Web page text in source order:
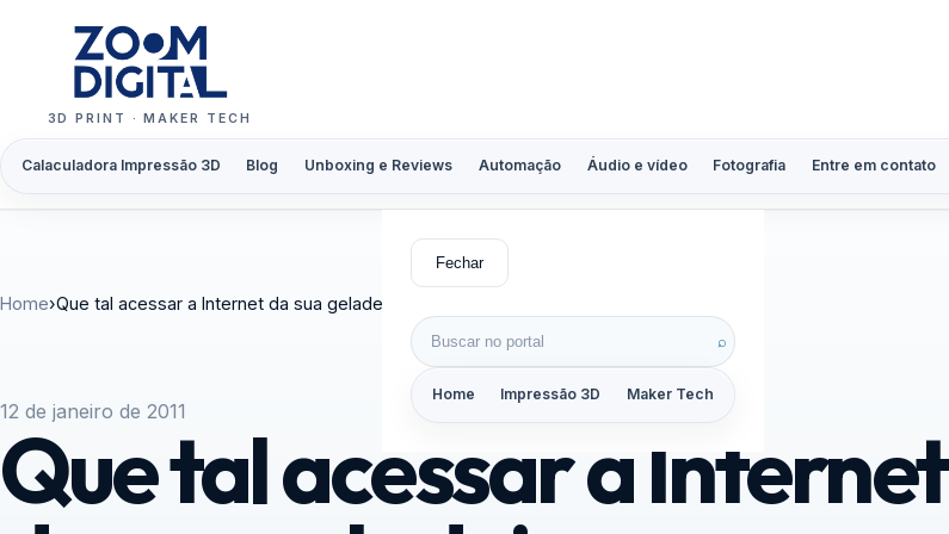
3D PRINT · MAKER TECH
Calaculadora Impressão 3D Blog Unboxing e Reviews Automação Áudio e vídeo Fotografia Entre em contato
Fechar
Buscar por: ⌕
Home Impressão 3D Maker Tech
Home›Que tal acessar a Internet da sua geladeira…
12 de janeiro de 2011
Que tal acessar a Internet